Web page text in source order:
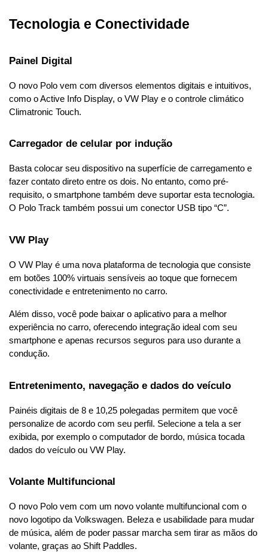
Tecnologia e Conectividade
Painel Digital
O novo Polo vem com diversos elementos digitais e intuitivos,
como o Active Info Display, o VW Play e o controle climático
Climatronic Touch.
Carregador de celular por indução
Basta colocar seu dispositivo na superfície de carregamento e
fazer contato direto entre os dois. No entanto, como pré-
requisito, o smartphone também deve suportar esta tecnologia.
O Polo Track também possui um conector USB tipo “C”.
VW Play
O VW Play é uma nova plataforma de tecnologia que consiste
em botões 100% virtuais sensíveis ao toque que fornecem
conectividade e entretenimento no carro.
Além disso, você pode baixar o aplicativo para a melhor
experiência no carro, oferecendo integração ideal com seu
smartphone e apenas recursos seguros para uso durante a
condução.
Entretenimento, navegação e dados do veículo
Painéis digitais de 8 e 10,25 polegadas permitem que você
personalize de acordo com seu perfil. Selecione a tela a ser
exibida, por exemplo o computador de bordo, música tocada
dados do veículo ou VW Play.
Volante Multifuncional
O novo Polo vem com um novo volante multifuncional com o
novo logotipo da Volkswagen. Beleza e usabilidade para mudar
de música, além de poder passar marcha sem tirar as mãos do
volante, graças ao Shift Paddles.